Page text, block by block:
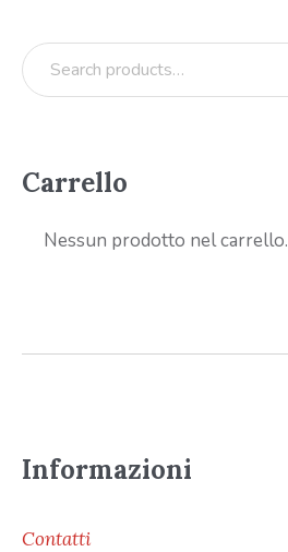
Carrello
Nessun prodotto nel carrello.
Informazioni
Contatti